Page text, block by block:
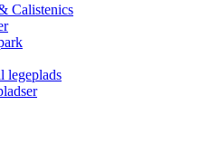
Calistenics
legeplads